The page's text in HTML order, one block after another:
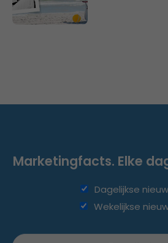
Marketingfacts. Elke
Dagelijkse
Wekelijkse